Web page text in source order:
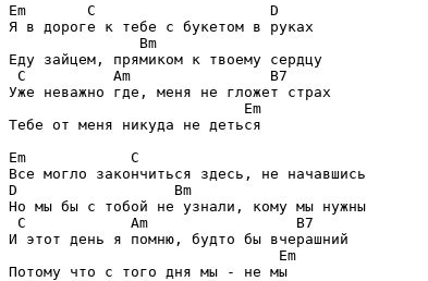
Em       C                    D
Я в дороге к тебе с букетом в руках
Bm
Еду зайцем, прямиком к твоему сердцу
C          Am                B7
Уже неважно где, меня не гложет страх
Em
Тебе от меня никуда не деться
Em            C
D                  Bm
Но мы бы с тобой не узнали, кому мы нужны
C            Am                 B7
И этот день я помню, будто бы вчерашний
Em
Потому что с того дня мы - не мы